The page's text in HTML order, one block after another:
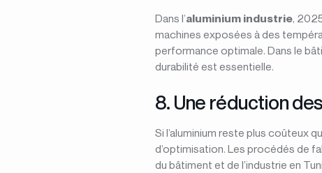
Dans l’aluminium industrie,
machines exposées à des
performance optimale. Dans le
durabilité est essentielle.
8. Une réduction
Si l’aluminium reste plus coûteux
d’optimisation. Les procédés de
du bâtiment et de l’industrie en